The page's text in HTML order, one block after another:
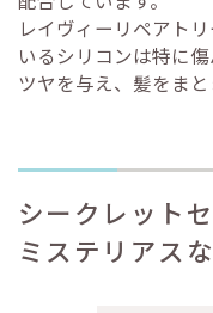
レイヴィーリペアト
いるシリコンは特に
ツヤを与え、髪をまと
シークレット
ミステリアス